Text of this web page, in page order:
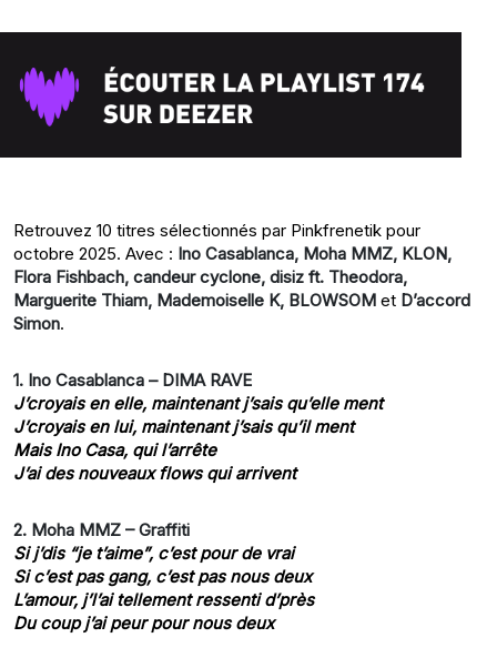
Retrouvez 10 titres sélectionnés par Pinkfrenetik pour
octobre 2025. Avec : Ino Casablanca, Moha MMZ, KLON,
Flora Fishbach, candeur cyclone, disiz ft. Theodora,
Marguerite Thiam, Mademoiselle K, BLOWSOM et D’accord
Simon.
1. Ino Casablanca – DIMA RAVE
J’croyais en elle, maintenant j’sais qu’elle ment
J’croyais en lui, maintenant j’sais qu’il ment
Mais Ino Casa, qui l’arrête
J’ai des nouveaux flows qui arrivent
2. Moha MMZ – Graffiti
Si j’dis “je t’aime”, c’est pour de vrai
Si c’est pas gang, c’est pas nous deux
L’amour, j’l’ai tellement ressenti d’près
Du coup j’ai peur pour nous deux